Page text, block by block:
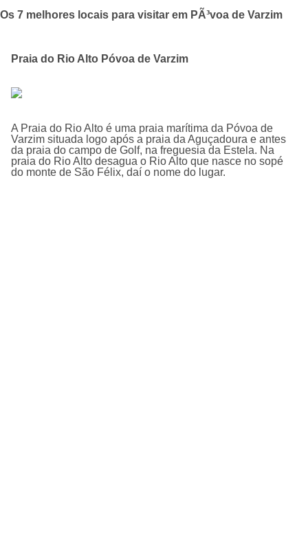
Os 7 melhores locais para visitar em PÃ³voa de Varzim
Praia do Rio Alto Póvoa de Varzim
A Praia do Rio Alto é uma praia marí­tima da Póvoa de
Varzim situada logo após a praia da Aguçadoura e antes
da praia do campo de Golf, na freguesia da Estela. Na
praia do Rio Alto desagua o Rio Alto que nasce no sopé
do monte de São Félix, daí­ o nome do lugar.